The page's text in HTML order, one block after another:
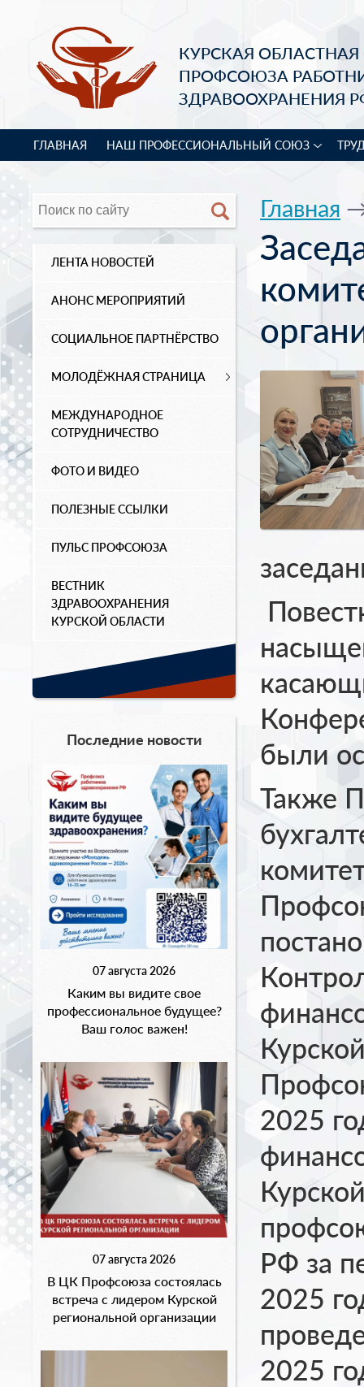
КУРСКАЯ
ПРОФСОЮЗА
ЗДРАВООХРАНЕНИЯ
ГЛАВНАЯ НАШ ПРОФЕССИОНАЛЬНЫЙ СОЮЗ
ЛЕНТА НОВОСТЕЙ
АНОНС МЕРОПРИЯТИЙ
СОЦИАЛЬНОЕ ПАРТНЁРСТВО
МОЛОДЁЖНАЯ СТРАНИЦА
МЕЖДУНАРОДНОЕ
СОТРУДНИЧЕСТВО
ФОТО И ВИДЕО
ПОЛЕЗНЫЕ ССЫЛКИ
ПУЛЬС ПРОФСОЮЗА
ВЕСТНИК
ЗДРАВООХРАНЕНИЯ
КУРСКОЙ ОБЛАСТИ
Последние новости
07 августа 2026
Каким вы видите свое
профессиональное будущее?
Ваш голос важен!
07 августа 2026
В ЦК Профсоюза состоялась
встреча с лидером Курской
региональной организации
Главная
были
Также
2025
РФ за
2025
2025